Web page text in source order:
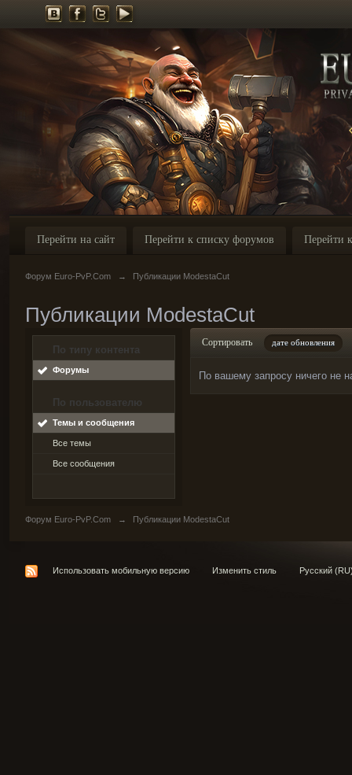
Перейти на сайт Перейти к списку форумов Перейти
Форум Euro-PvP.Com → Публикации ModestaCut
Публикации ModestaCut
По типу контента
Форумы
По пользователю
Темы и сообщения
Все темы
Все сообщения
Сортировать дате обновления
По вашему запросу ничего не
Форум Euro-PvP.Com → Публикации ModestaCut
Использовать мобильную версию Изменить стиль Русский